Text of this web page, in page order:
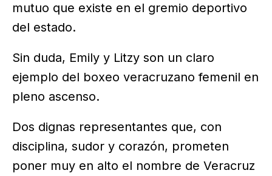
mutuo que existe en el gremio deportivo
del estado.
Sin duda, Emily y Litzy son un claro
ejemplo del boxeo veracruzano femenil en
pleno ascenso.
Dos dignas representantes que, con
disciplina, sudor y corazón, prometen
poner muy en alto el nombre de Veracruz